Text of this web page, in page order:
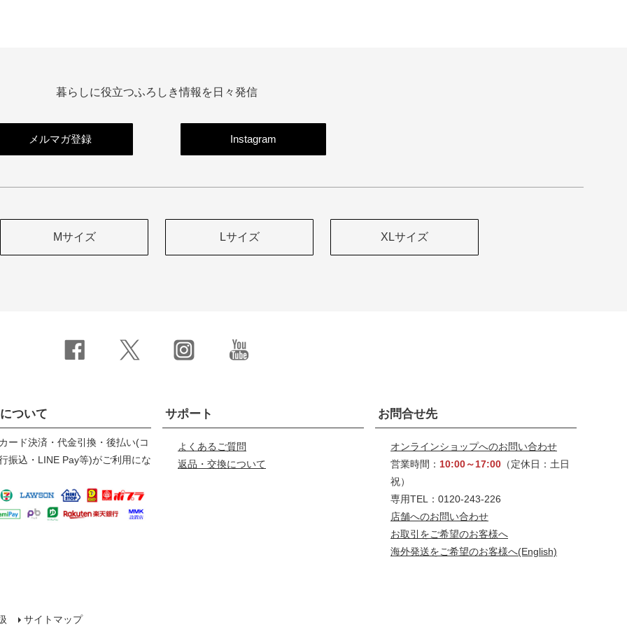
暮らしに役立つふろしき情報を日々発信
メルマガ登録 Instagram
Mサイズ Lサイズ XLサイズ
ついて
ード決済・代金引換・後払い(コ
振込・LINE Pay等)がご利用にな
サポート
よくあるご質問
返品・交換について
お問合せ先
オンラインショップへのお問い合わせ
営業時間： 10:00～17:00 （定休日：土日
祝）
専用TEL：0120-243-226
店舗へのお問い合わせ
お取引をご希望のお客様へ
海外発送をご希望のお客様へ(English)
サイトマップ